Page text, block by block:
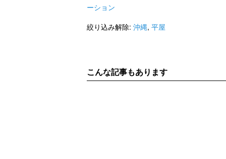
ーション
絞り込み解除: 沖縄, 平屋
こんな記事もあります